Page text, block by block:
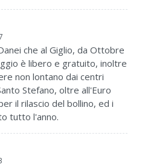
che al Giglio, da Ottobre
è libero e gratuito, inoltre
non lontano dai centri
Stefano, oltre all'Euro
il rilascio del bollino, ed i
tutto l'anno.